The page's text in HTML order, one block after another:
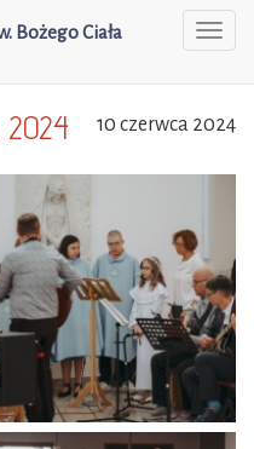
Bożego Ciała
10 czerwca 2024
2024